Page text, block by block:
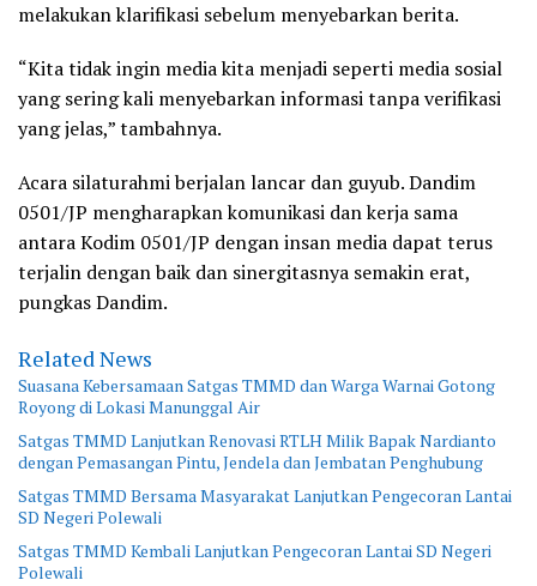
melakukan klarifikasi sebelum menyebarkan berita.
“Kita tidak ingin media kita menjadi seperti media sosial
yang sering kali menyebarkan informasi tanpa verifikasi
yang jelas,” tambahnya.
Acara silaturahmi berjalan lancar dan guyub. Dandim
0501/JP mengharapkan komunikasi dan kerja sama
antara Kodim 0501/JP dengan insan media dapat terus
terjalin dengan baik dan sinergitasnya semakin erat,
pungkas Dandim.
Related News
Suasana Kebersamaan Satgas TMMD dan Warga Warnai Gotong
Royong di Lokasi Manunggal Air
Satgas TMMD Lanjutkan Renovasi RTLH Milik Bapak Nardianto
dengan Pemasangan Pintu, Jendela dan Jembatan Penghubung
Satgas TMMD Bersama Masyarakat Lanjutkan Pengecoran Lantai
SD Negeri Polewali
Satgas TMMD Kembali Lanjutkan Pengecoran Lantai SD Negeri
Polewali